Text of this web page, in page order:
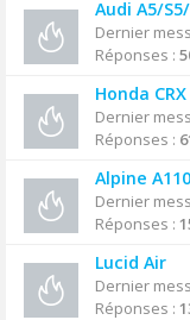
Audi A5/
Dernier
Réponses :
Honda CRX
Dernier
Réponses :
Alpine
Dernier
Réponses :
Lucid Air
Dernier
Réponses :